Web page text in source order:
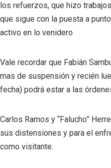
los refuerzos, que hizo
que sigue con la puesta a
activo en lo venidero
Vale recordar que Fabián
mas de suspensión y recién
fecha) podrá estar a las
Carlos Ramos y “Falucho”
sus distensiones y para el
como visitante.